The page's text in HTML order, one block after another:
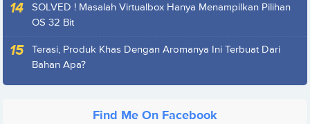
SOLVED ! Masalah Virtualbox Hanya Menampilkan Pilihan
OS 32 Bit
Terasi, Produk Khas Dengan Aromanya Ini Terbuat Dari
Bahan Apa?
Find Me On Facebook